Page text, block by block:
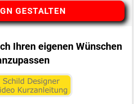
GESTALTEN
Ihren eigenen Wünschen